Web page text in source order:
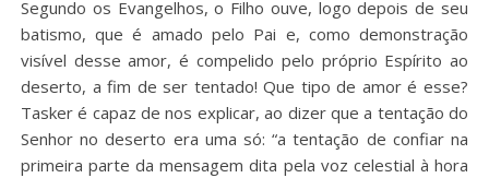
Segundo os Evangelhos, o Filho ouve, logo depois de seu
batismo, que é amado pelo Pai e, como demonstração
visível desse amor, é compelido pelo próprio Espírito ao
deserto, a fim de ser tentado! Que tipo de amor é esse?
Tasker é capaz de nos explicar, ao dizer que a tentação do
Senhor no deserto era uma só: “a tentação de confiar na
primeira parte da mensagem dita pela voz celestial à hora